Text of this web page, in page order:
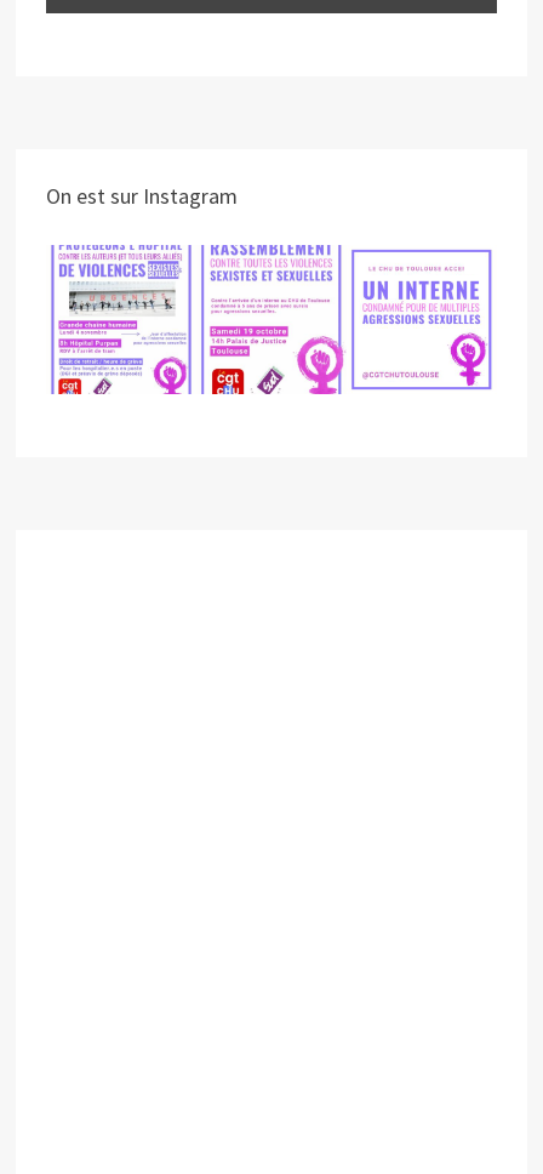
On est sur Instagram